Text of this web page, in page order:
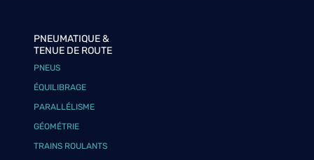
PNEUMATIQUE &
TENUE DE ROUTE
PNEUS
ÉQUILIBRAGE
PARALLÉLISME
GÉOMÉTRIE
TRAINS ROULANTS